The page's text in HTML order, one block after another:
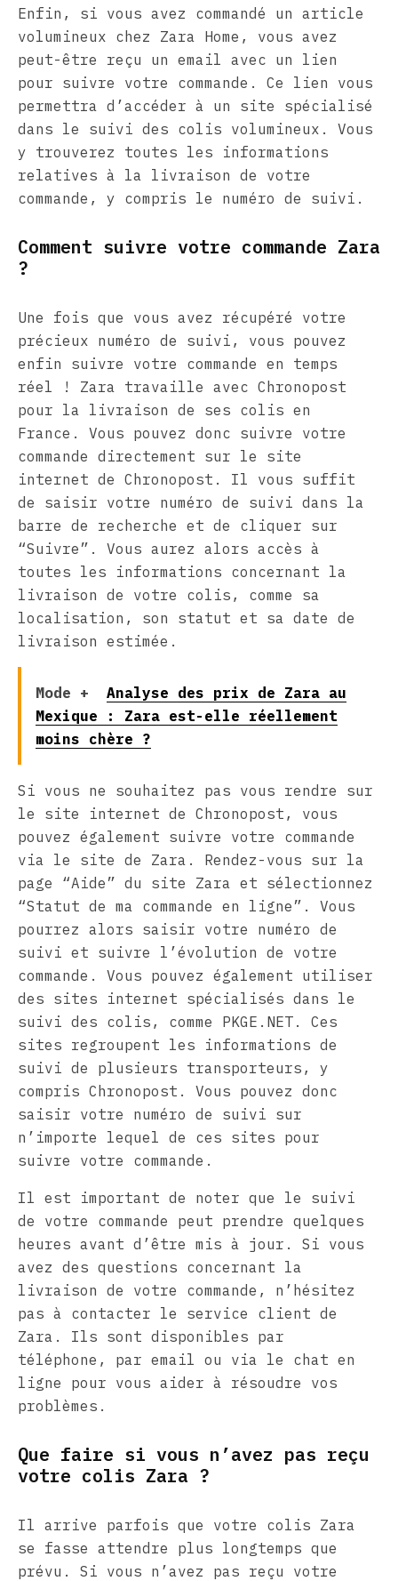
Enfin, si vous avez commandé un article
volumineux chez Zara Home, vous avez
peut-être reçu un email avec un lien
pour suivre votre commande. Ce lien vous
permettra d’accéder à un site spécialisé
dans le suivi des colis volumineux. Vous
y trouverez toutes les informations
relatives à la livraison de votre
commande, y compris le numéro de suivi.
Comment suivre votre commande Zara
?
Une fois que vous avez récupéré votre
précieux numéro de suivi, vous pouvez
enfin suivre votre commande en temps
réel ! Zara travaille avec Chronopost
pour la livraison de ses colis en
France. Vous pouvez donc suivre votre
commande directement sur le site
internet de Chronopost. Il vous suffit
de saisir votre numéro de suivi dans la
barre de recherche et de cliquer sur
“Suivre”. Vous aurez alors accès à
toutes les informations concernant la
livraison de votre colis, comme sa
localisation, son statut et sa date de
livraison estimée.
Mode +
Analyse des prix de Zara au
Mexique : Zara est-elle réellement
moins chère ?
Si vous ne souhaitez pas vous rendre sur
le site internet de Chronopost, vous
pouvez également suivre votre commande
via le site de Zara. Rendez-vous sur la
page “Aide” du site Zara et sélectionnez
“Statut de ma commande en ligne”. Vous
pourrez alors saisir votre numéro de
suivi et suivre l’évolution de votre
commande. Vous pouvez également utiliser
des sites internet spécialisés dans le
suivi des colis, comme PKGE.NET. Ces
sites regroupent les informations de
suivi de plusieurs transporteurs, y
compris Chronopost. Vous pouvez donc
saisir votre numéro de suivi sur
n’importe lequel de ces sites pour
suivre votre commande.
Il est important de noter que le suivi
de votre commande peut prendre quelques
heures avant d’être mis à jour. Si vous
avez des questions concernant la
livraison de votre commande, n’hésitez
pas à contacter le service client de
Zara. Ils sont disponibles par
téléphone, par email ou via le chat en
ligne pour vous aider à résoudre vos
problèmes.
Que faire si vous n’avez pas reçu
votre colis Zara ?
Il arrive parfois que votre colis Zara
se fasse attendre plus longtemps que
prévu. Si vous n’avez pas reçu votre